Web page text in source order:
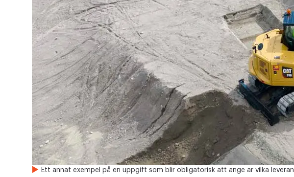
Ett annat exempel på en uppgift som blir obligatorisk att ange är vilka